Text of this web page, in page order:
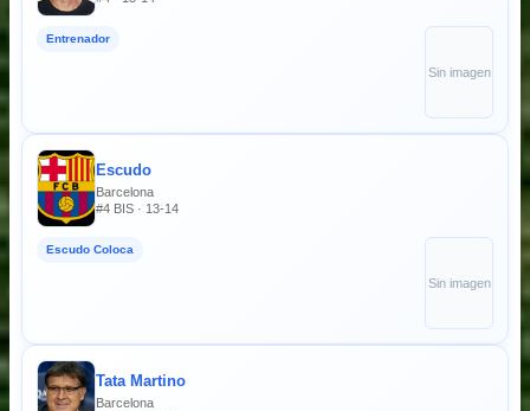
Entrenador
Sin imagen
Escudo
Barcelona
#4 BIS · 13-14
Escudo Coloca
Sin imagen
Tata Martino
Barcelona